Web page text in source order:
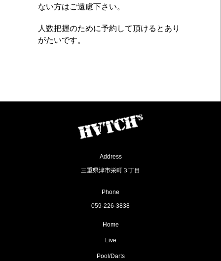
ない方はご遠慮下さい。
人数把握のために予約して頂けるとあり
がたいです。
Address
三重県津市栄町３丁目
Phone
059-226-3838
Home
Live
Pool/Darts